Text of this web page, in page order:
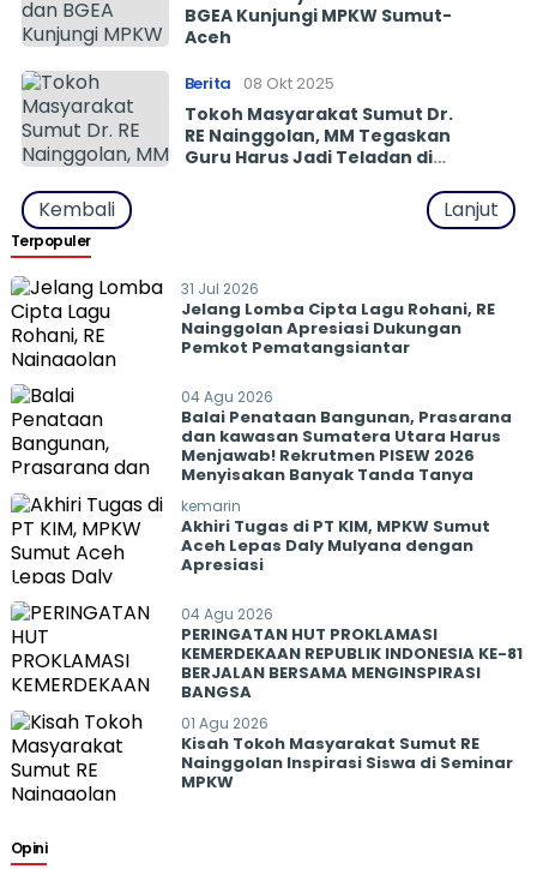
BGEA Kunjungi MPKW Sumut-
Aceh
Berita 08 Okt 2025
Tokoh Masyarakat Sumut Dr.
RE Nainggolan, MM Tegaskan
Guru Harus Jadi Teladan di
Kembali Lanjut
Terpopuler
31 Jul 2026
Jelang Lomba Cipta Lagu Rohani, RE
Nainggolan Apresiasi Dukungan
Pemkot Pematangsiantar
04 Agu 2026
Balai Penataan Bangunan, Prasarana
dan kawasan Sumatera Utara Harus
Menjawab! Rekrutmen PISEW 2026
Menyisakan Banyak Tanda Tanya
kemarin
Akhiri Tugas di PT KIM, MPKW Sumut
Aceh Lepas Daly Mulyana dengan
Apresiasi
04 Agu 2026
PERINGATAN HUT PROKLAMASI
KEMERDEKAAN REPUBLIK INDONESIA KE-81
BERJALAN BERSAMA MENGINSPIRASI
BANGSA
01 Agu 2026
Kisah Tokoh Masyarakat Sumut RE
Nainggolan Inspirasi Siswa di Seminar
MPKW
Opini